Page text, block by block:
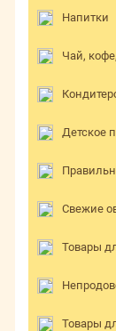
Напитки
Чай,
Детское
Свежие
Товары
Товары